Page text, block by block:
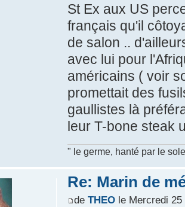
St Ex aux US
français qu'il
de salon ..
avec lui pour
américains ( voir
promettait des
gaullistes là
leur T-bone steak
" le germe, hanté par le
Re: Marin de
de THEOle Mercredi 25